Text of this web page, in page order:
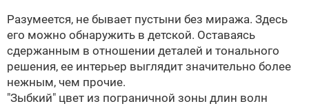
Разумеется, не бывает пустыни без миража. Здесь
его можно обнаружить в детской. Оставаясь
сдержанным в отношении деталей и тонального
решения, ее интерьер выглядит значительно более
нежным, чем прочие.
"Зыбкий" цвет из пограничной зоны длин волн